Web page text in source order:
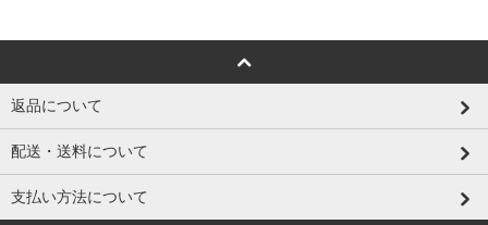
返品について
配送・送料について
支払い方法について